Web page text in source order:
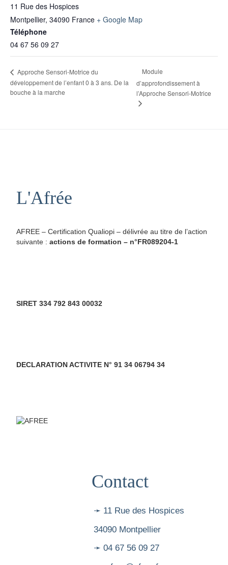
11 Rue des Hospices
Montpellier, 34090 France + Google Map
Téléphone
04 67 56 09 27
Approche Sensori-Motrice du
développement de l’enfant 0 à 3 ans. De la
bouche à la marche
Module
d’approfondissement à
l’Approche Sensori-Motrice
L'Afrée
AFREE – Certification Qualiopi – délivrée au titre de l’action
suivante : actions de formation – n°FR089204-1
SIRET 334 792 843 00032
DECLARATION ACTIVITE N° 91 34 06794 34
Contact
➛ 11 Rue des Hospices
34090 Montpellier
➛ 04 67 56 09 27